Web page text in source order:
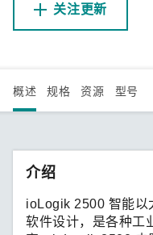
关注更新
概述 规格 资源 型号
介绍
ioLogik 2500 智能以
软件设计，是各种工